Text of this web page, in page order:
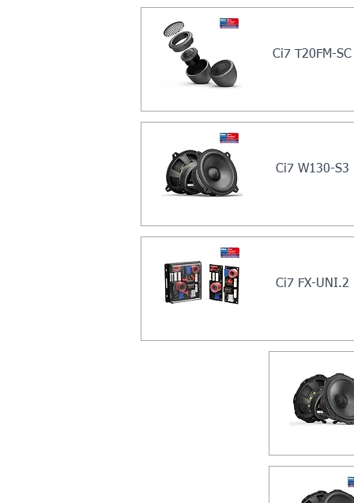
Ci7 T20FM-SC
Ci7 W130-S3
Ci7 FX-UNI.2